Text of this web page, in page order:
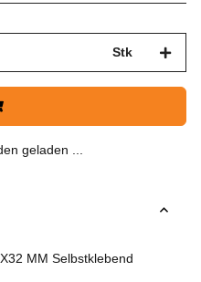
Stk
geladen ...
MM Selbstklebend